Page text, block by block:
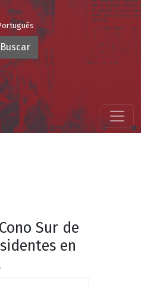
Pasar al contenido principal
Sur de
en